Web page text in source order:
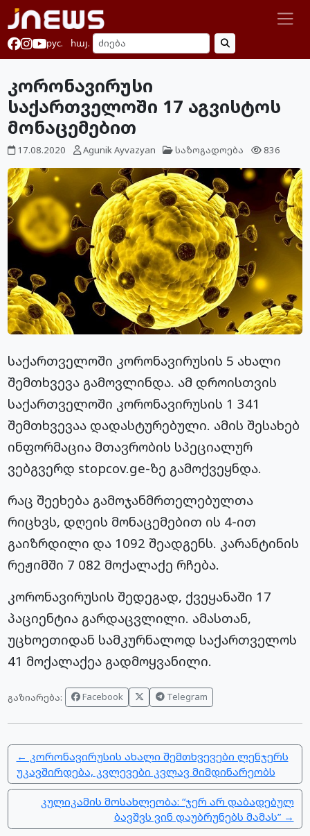
рус. հայ.
კორონავირუსი
საქართველოში 17 აგვისტოს
მონაცემებით
17.08.2020 Agunik Ayvazyan საზოგადოება 836
საქართველოში კორონავირუსის 5 ახალი
შემთხვევა გამოვლინდა. ამ დროისთვის
საქართველოში კორონავირუსის 1 341
შემთხვევაა დადასტურებული. ამის შესახებ
ინფორმაცია მთავრობის სპეციალურ
ვებგვერდ stopcov.ge-ზე გამოქვეყნდა.
რაც შეეხება გამოჯანმრთელებულთა
რიცხვს, დღეის მონაცემებით ის 4-ით
გაიზრდილი და 1092 შეადგენს. კარანტინის
რეჟიმში 7 082 მოქალაქე რჩება.
კორონავირუსის შედეგად, ქვეყანაში 17
პაციენტია გარდაცვლილი. ამასთან,
უცხოეთიდან სამკურნალოდ საქართველოს
41 მოქალაქეა გადმოყვანილი.
გაზიარება: Facebook Telegram
← კორონავირუსის ახალი შემთხვევები ლენჯერს
უკავშირდება, კვლევები კვლავ მიმდინარეობს
კულიკამის მოსახლეობა: “ჯერ არ დაბადებულ
ბავშვს ვინ დაუბრუნებს მამას” →